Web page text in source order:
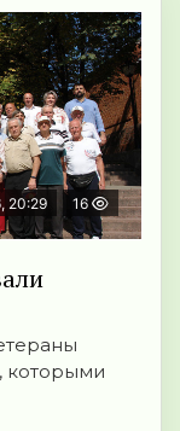
20:29 16
которыми